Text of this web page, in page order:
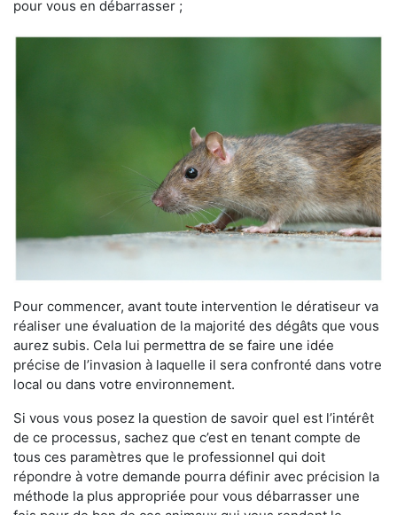
pour vous en débarrasser ;
Pour commencer, avant toute intervention le dératiseur va
réaliser une évaluation de la majorité des dégâts que vous
aurez subis. Cela lui permettra de se faire une idée
précise de l’invasion à laquelle il sera confronté dans votre
local ou dans votre environnement.
Si vous vous posez la question de savoir quel est l’intérêt
de ce processus, sachez que c’est en tenant compte de
tous ces paramètres que le professionnel qui doit
répondre à votre demande pourra définir avec précision la
méthode la plus appropriée pour vous débarrasser une